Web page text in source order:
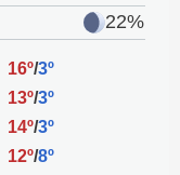
22%
16º/3º
13º/3º
14º/3º
12º/8º